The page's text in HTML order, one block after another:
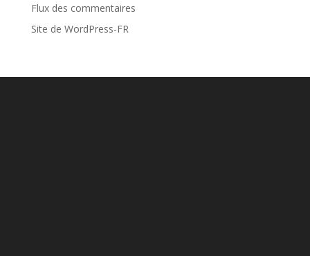
Flux des commentaires
Site de WordPress-FR